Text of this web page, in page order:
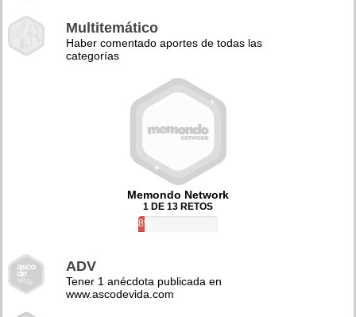
Multitemático
Haber comentado aportes de todas las
categorías
Memondo Network
1 DE 13 RETOS
8%
ADV
Tener 1 anécdota publicada en
www.ascodevida.com